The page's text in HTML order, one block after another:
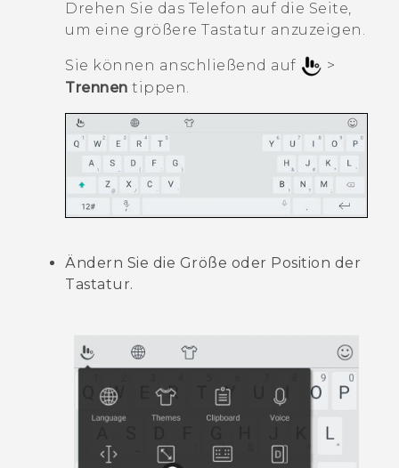
Drehen Sie das Telefon auf die Seite,
um eine größere Tastatur anzuzeigen.
Sie können anschließend auf
>
Trennen tippen.
Ändern Sie die Größe oder Position der
Tastatur.